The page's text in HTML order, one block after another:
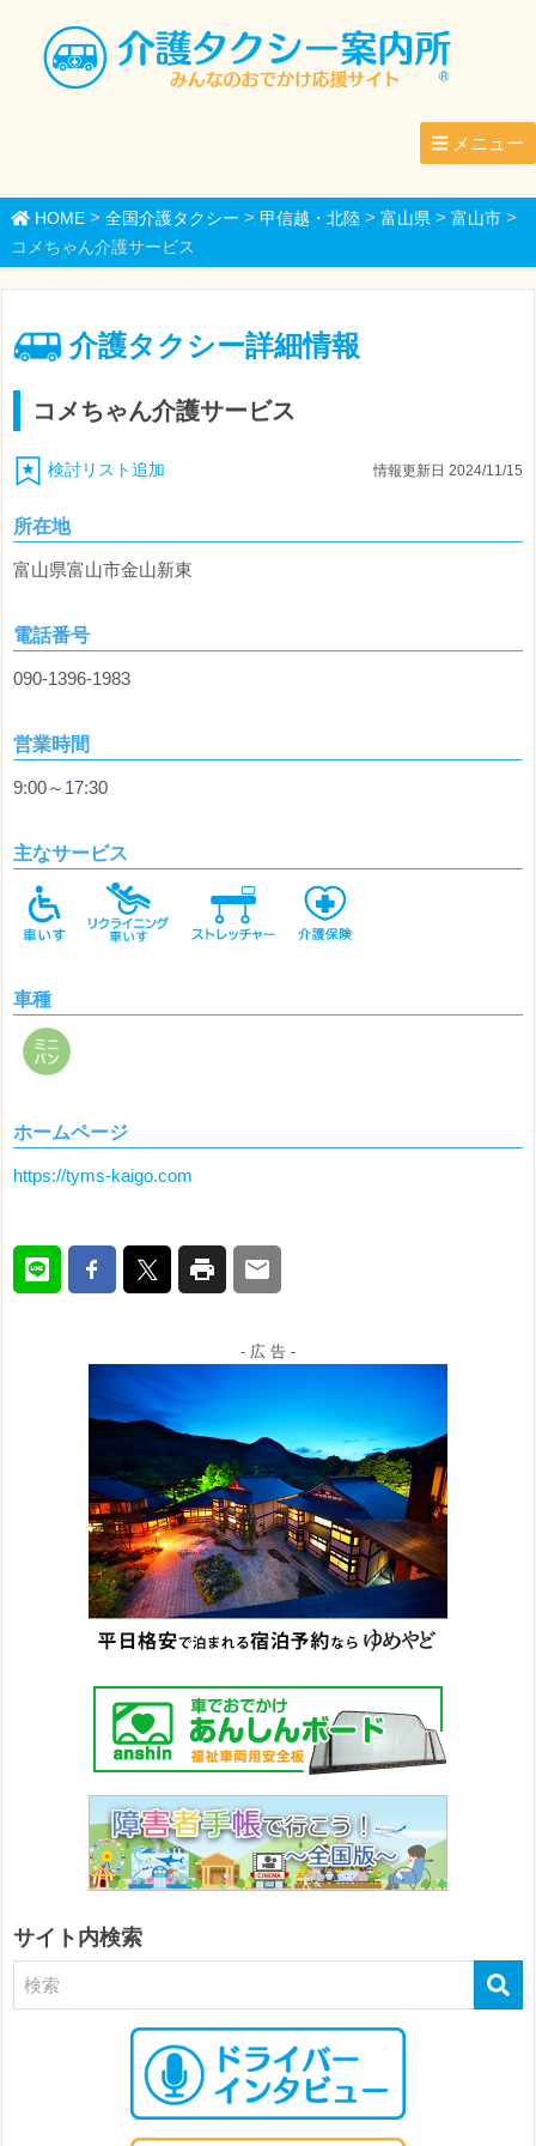
メニュー
HOME> 全国介護タクシー > 甲信越・北陸> 富山県> 富山市>
コメちゃん介護サービス
介護タクシー詳細情報
コメちゃん介護サービス
検討リスト追加 情報更新日 2024/11/15
所在地
富山県富山市金山新東
電話番号
090-1396-1983
営業時間
9:00～17:30
主なサービス
車種
ホームページ
https://tyms-kaigo.com
- 広 告 -
サイト内検索